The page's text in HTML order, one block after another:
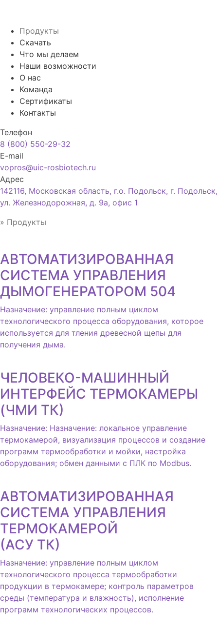
Продукты
Скачать
Что мы делаем
Наши возможности
О нас
Команда
Сертификаты
Контакты
Телефон
8 (800) 550-29-32
E-mail
vopros@uic-rosbiotech.ru
Адрес
142116, Московская область, г.о. Подольск, г. Подольск,
ул. Железнодорожная, д. 9а, офис 1
» Продукты
АВТОМАТИЗИРОВАННАЯ
СИСТЕМА УПРАВЛЕНИЯ
ДЫМОГЕНЕРАТОРОМ 504
Назначение: управление полным циклом
технологического процесса оборудования, которое
используется для тления древесной щепы для
получения дыма.
ЧЕЛОВЕКО-МАШИННЫЙ
ИНТЕРФЕЙС ТЕРМОКАМЕРЫ
(ЧМИ ТК)
Назначение: Назначение: локальное управление
термокамерой, визуализация процессов и создание
программ термообработки и мойки, настройка
оборудования; обмен данными с ПЛК по Modbus.
АВТОМАТИЗИРОВАННАЯ
СИСТЕМА УПРАВЛЕНИЯ
ТЕРМОКАМЕРОЙ
(АСУ ТК)
Назначение: управление полным циклом
технологического процесса термообработки
продукции в термокамере; контроль параметров
среды (температура и влажность), исполнение
программ технологических процессов.